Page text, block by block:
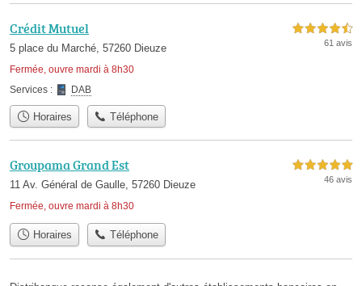
Crédit Mutuel
5 place du Marché, 57260 Dieuze
Fermée, ouvre mardi à 8h30
4,5 étoiles sur 5
61 avis
Services : DAB
Horaires Téléphone
Groupama Grand Est
11 Av. Général de Gaulle, 57260 Dieuze
Fermée, ouvre mardi à 8h30
5,0 étoiles sur 5
46 avis
Horaires Téléphone